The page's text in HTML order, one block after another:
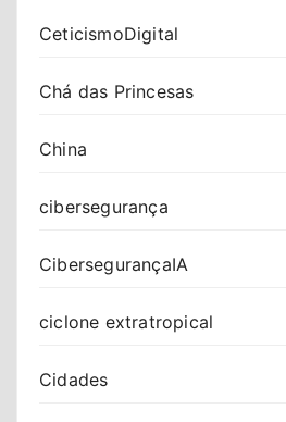
CeticismoDigital
Chá das Princesas
China
cibersegurança
CibersegurançaIA
ciclone extratropical
Cidades